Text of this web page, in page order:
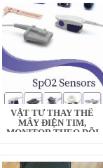
VẬT TƯ THAY THẾ
MÂY ĐIỆN TIM,
MONITOR THEO DÕI